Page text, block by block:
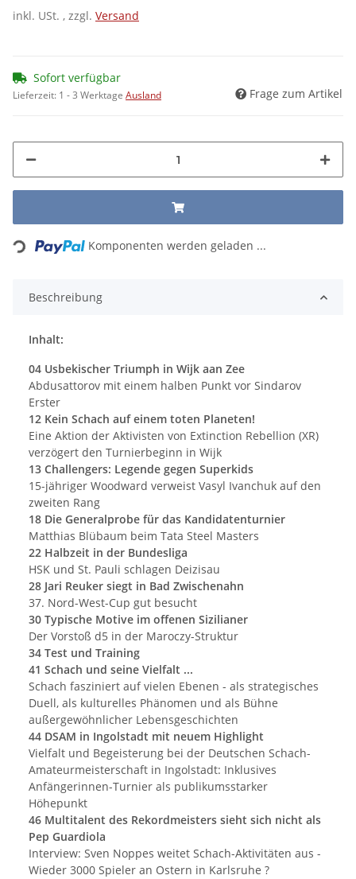
inkl. USt. , zzgl. Versand
Sofort verfügbar
Lieferzeit: 1 - 3 Werktage Ausland Frage zum Artikel
Loading... Komponenten werden geladen ...
Beschreibung
Inhalt:
04 Usbekischer Triumph in Wijk aan Zee
Abdusattorov mit einem halben Punkt vor Sindarov
Erster
12 Kein Schach auf einem toten Planeten!
Eine Aktion der Aktivisten von Extinction Rebellion (XR)
verzögert den Turnierbeginn in Wijk
13 Challengers: Legende gegen Superkids
15-jähriger Woodward verweist Vasyl Ivanchuk auf den
zweiten Rang
18 Die Generalprobe für das Kandidatenturnier
Matthias Blübaum beim Tata Steel Masters
22 Halbzeit in der Bundesliga
HSK und St. Pauli schlagen Deizisau
28 Jari Reuker siegt in Bad Zwischenahn
37. Nord-West-Cup gut besucht
30 Typische Motive im offenen Sizilianer
Der Vorstoß d5 in der Maroczy-Struktur
34 Test und Training
41 Schach und seine Vielfalt ...
Schach fasziniert auf vielen Ebenen - als strategisches
Duell, als kulturelles Phänomen und als Bühne
außergewöhnlicher Lebensgeschichten
44 DSAM in Ingolstadt mit neuem Highlight
Vielfalt und Begeisterung bei der Deutschen Schach-
Amateurmeisterschaft in Ingolstadt: Inklusives
Anfängerinnen-Turnier als publikumsstarker
Höhepunkt
46 Multitalent des Rekordmeisters sieht sich nicht als
Pep Guardiola
Interview: Sven Noppes weitet Schach-Aktivitäten aus -
Wieder 3000 Spieler an Ostern in Karlsruhe ?